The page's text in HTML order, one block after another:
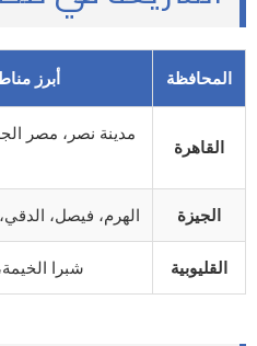
المحافظة أبرز
القاهرة
مدينة نصر، مصر
الجيزة الهرم، فيصل،
القليوبية شبرا